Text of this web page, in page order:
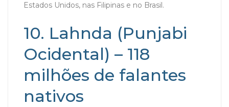
Estados Unidos, nas Filipinas e no Brasil.
10. Lahnda (Punjabi
Ocidental) – 118
milhões de falantes
nativos